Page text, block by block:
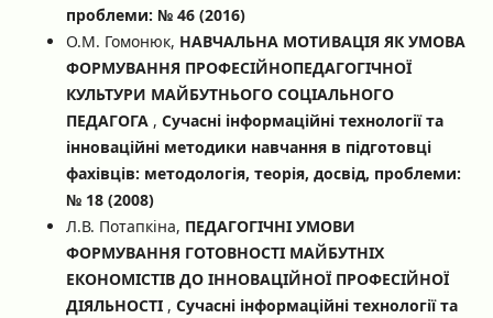
проблеми: № 46 (2016)
О.М. Гомонюк, НАВЧАЛЬНА МОТИВАЦІЯ ЯК УМОВА
ФОРМУВАННЯ ПРОФЕСІЙНОПЕДАГОГІЧНОЇ
КУЛЬТУРИ МАЙБУТНЬОГО СОЦІАЛЬНОГО
ПЕДАГОГА , Сучасні інформаційні технології та
інноваційні методики навчання в підготовці
фахівців: методологія, теорія, досвід, проблеми:
№ 18 (2008)
Л.В. Потапкіна, ПЕДАГОГІЧНІ УМОВИ
ФОРМУВАННЯ ГОТОВНОСТІ МАЙБУТНІХ
ЕКОНОМІСТІВ ДО ІННОВАЦІЙНОЇ ПРОФЕСІЙНОЇ
ДІЯЛЬНОСТІ , Сучасні інформаційні технології та